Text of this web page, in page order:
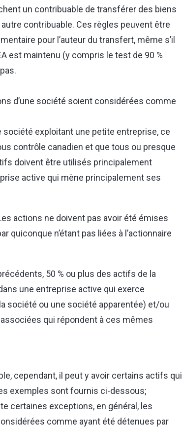
un contribuable de transférer des biens
contribuable. Ces règles peuvent être
pour l’auteur du transfert, même s’il
est maintenu (y compris le test de 90 %
d’une société soient considérées comme
société exploitant une petite entreprise, ce
contrôle canadien et que tous ou presque
doivent être utilisés principalement
active qui mène principalement ses
actions ne doivent pas avoir été émises
quiconque n’étant pas liées à l’actionnaire
50 % ou plus des actifs de la
une entreprise active qui exerce
société ou une société apparentée) et/ou
qui répondent à ces mêmes
cependant, il peut y avoir certains actifs qui
exemples sont fournis ci-dessous;
certaines exceptions, en général, les
comme ayant été détenues par